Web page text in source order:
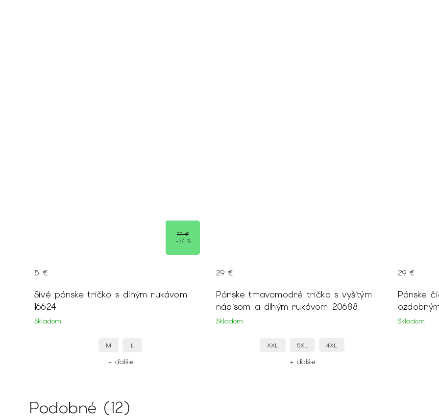
22 €
–77 %
Sivé pánske tričko s dlhým rukávom
16624
Skladom
5 €
M L
+ ďalšie
Pánske tmavomodré tričko s vyšitým
nápisom a dlhým rukávom 20688
Skladom
29 €
XXL 5XL 4XL
+ ďalšie
Pánske
Skladom
29 €
Podobné (12)